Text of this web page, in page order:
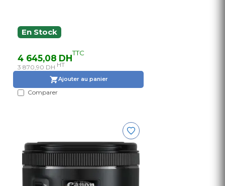
En Stock
4 645,08 DHTTC
3 870,90 DH HT
Ajouter au panier
Comparer